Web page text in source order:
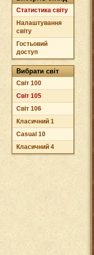
Статистика світу
Налаштування
світу
Гостьовий
доступ
Вибрати світ
Світ 100
Світ 105
Світ 106
Класичний 1
Casual 10
Класичний 4